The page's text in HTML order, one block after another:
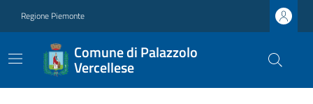
Regione Piemonte
Comune di Palazzolo
Vercellese